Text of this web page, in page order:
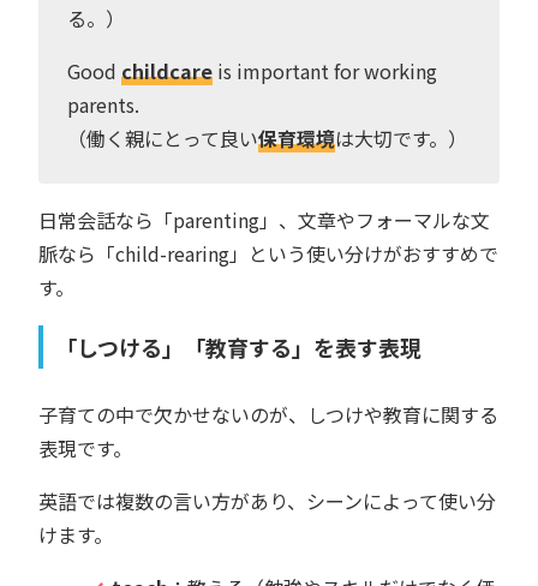
る。）
Good childcare is important for working
parents.
（働く親にとって良い保育環境は大切です。）
日常会話なら「parenting」、文章やフォーマルな文
脈なら「child-rearing」という使い分けがおすすめで
す。
「しつける」「教育する」を表す表現
子育ての中で欠かせないのが、しつけや教育に関する
表現です。
英語では複数の言い方があり、シーンによって使い分
けます。